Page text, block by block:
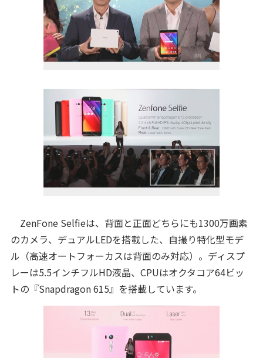
ZenFone Selfieは、背面と正面どちらにも1300万画素
のカメラ、デュアルLEDを搭載した、自撮り特化型モデ
ル（高速オートフォーカスは背面のみ対応）。ディスプ
レーは5.5インチフルHD液晶、CPUはオクタコア64ビッ
トの『Snapdragon 615』を搭載しています。